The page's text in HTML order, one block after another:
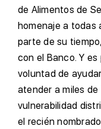
de Alimentos de
homenaje a todas
parte de su
con el Banco. Y
voluntad de
atender a miles
vulnerabilidad
el recién